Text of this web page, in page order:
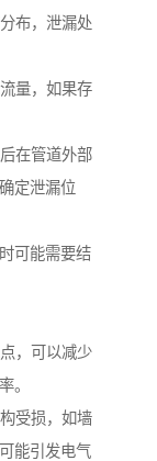
布，泄漏处
量，如果存
在管道外部
定泄漏位
可能需要结
，可以减少
。
受损，如墙
能引发电气